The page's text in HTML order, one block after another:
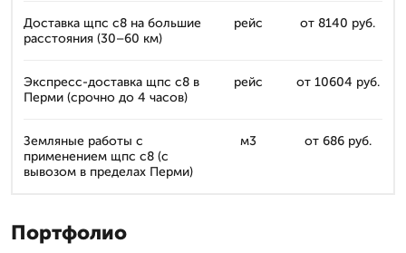
Доставка щпс с8 на большие
расстояния (30–60 км)
рейс от 8140 руб.
Экспресс-доставка щпс с8 в
Перми (срочно до 4 часов)
рейс от 10604 руб.
Земляные работы с
применением щпс с8 (с
вывозом в пределах Перми)
м3 от 686 руб.
Портфолио